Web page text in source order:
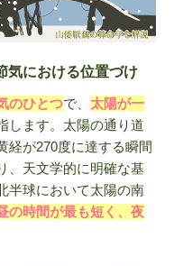
気における位置づけ
のひとつで、 太陽が一
します。太陽の通り道
経が270度に達する瞬間
、天文学的に明確な基
半球において太陽の南
の時間が最も短く、夜